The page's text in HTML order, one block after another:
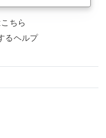
ちら
るヘルプ